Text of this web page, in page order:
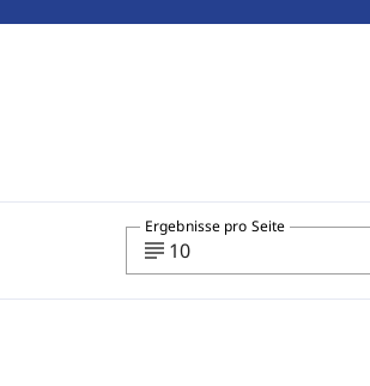
subject 10
Ergebnisse pro Seite